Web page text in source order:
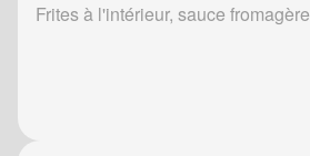
Frites à l'intérieur, sauce fromagère